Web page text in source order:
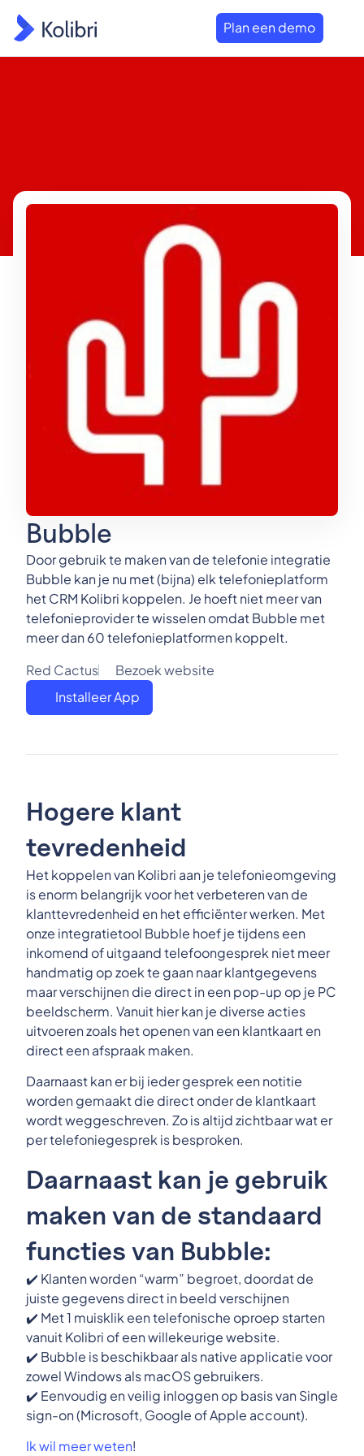
Plan een demo
Bubble
Door gebruik te maken van de telefonie integratie
Bubble kan je nu met (bijna) elk telefonieplatform
het CRM Kolibri koppelen. Je hoeft niet meer van
telefonieprovider te wisselen omdat Bubble met
meer dan 60 telefonieplatformen koppelt.
Red Cactus
Bezoek website
Installeer App
Hogere klant
tevredenheid
Het koppelen van Kolibri aan je telefonieomgeving
is enorm belangrijk voor het verbeteren van de
klanttevredenheid en het efficiënter werken. Met
onze integratietool Bubble hoef je tijdens een
inkomend of uitgaand telefoongesprek niet meer
handmatig op zoek te gaan naar klantgegevens
maar verschijnen die direct in een pop-up op je PC
beeldscherm. Vanuit hier kan je diverse acties
uitvoeren zoals het openen van een klantkaart en
direct een afspraak maken.
Daarnaast kan er bij ieder gesprek een notitie
worden gemaakt die direct onder de klantkaart
wordt weggeschreven. Zo is altijd zichtbaar wat er
per telefoniegesprek is besproken.
Daarnaast kan je gebruik
maken van de standaard
functies van Bubble:
✔️ Klanten worden “warm” begroet, doordat de
juiste gegevens direct in beeld verschijnen
✔️ Met 1 muisklik een telefonische oproep starten
vanuit Kolibri of een willekeurige website.
✔️ Bubble is beschikbaar als native applicatie voor
zowel Windows als macOS gebruikers.
✔️ Eenvoudig en veilig inloggen op basis van Single
sign-on (Microsoft, Google of Apple account).
Ik wil meer weten!